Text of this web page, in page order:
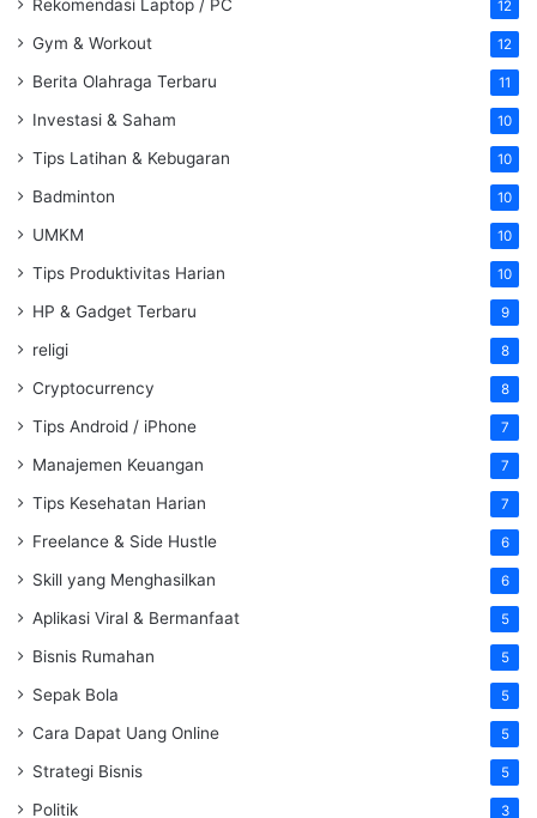
Rekomendasi Laptop / PC 12
Gym & Workout 12
Berita Olahraga Terbaru 11
Investasi & Saham 10
Tips Latihan & Kebugaran 10
Badminton 10
UMKM 10
Tips Produktivitas Harian 10
HP & Gadget Terbaru 9
religi 8
Cryptocurrency 8
Tips Android / iPhone 7
Manajemen Keuangan 7
Tips Kesehatan Harian 7
Freelance & Side Hustle 6
Skill yang Menghasilkan 6
Aplikasi Viral & Bermanfaat 5
Bisnis Rumahan 5
Sepak Bola 5
Cara Dapat Uang Online 5
Strategi Bisnis 5
Politik 3